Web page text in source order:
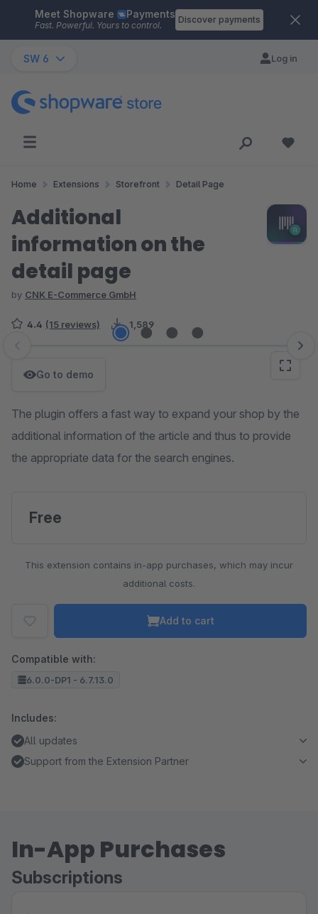
Skip to main content
Meet Shopware Payments
Fast. Powerful. Yours to control.
Discover payments
SW 6 Log in
Home Extensions Storefront Detail Page
Additional
information on the
detail page
by CNK E-Commerce GmbH
4.4 (15 reviews) 1,589
Skip image gallery
Go to demo
The plugin offers a fast way to expand your shop by the
additional information of the article and thus to provide
the appropriate data for the search engines.
Free
This extension contains in-app purchases, which may incur
additional costs.
Add to cart
Compatible with:
6.0.0-DP1 - 6.7.13.0
Includes:
All updates
Support from the Extension Partner
In-App Purchases
Subscriptions